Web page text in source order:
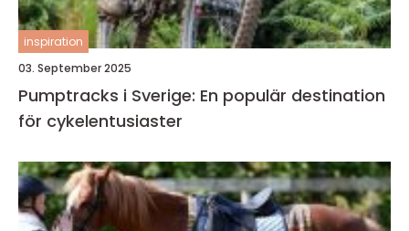
inspiration
03. September 2025
Pumptracks i Sverige: En populär destination
för cykelentusiaster